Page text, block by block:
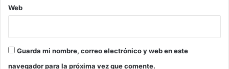
Web
Guarda mi nombre, correo electrónico y web en este
navegador para la próxima vez que comente.